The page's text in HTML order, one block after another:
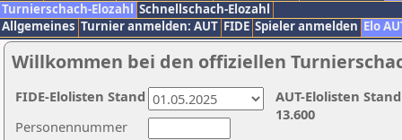
Turnierschach-Elozahl Schnellschach-Elozahl
Allgemeines Turnier anmelden: AUT FIDE Spieler anmelden Elo
Willkommen bei den offiziellen
Personennummer
AUT-Elolisten
13.600
FIDE-Elolisten Stand